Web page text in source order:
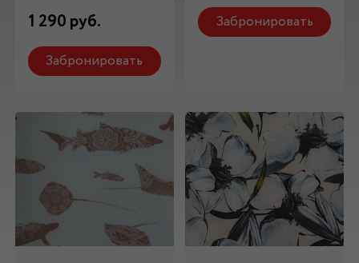
1 290 руб.
Забронировать
Забронировать